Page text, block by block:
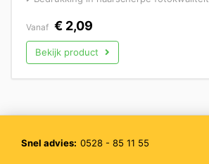
Vanaf € 2,09
Bekijk product
Snel advies: 0528 - 85 11 55